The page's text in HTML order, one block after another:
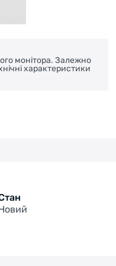
монітора. Залежно
характеристики